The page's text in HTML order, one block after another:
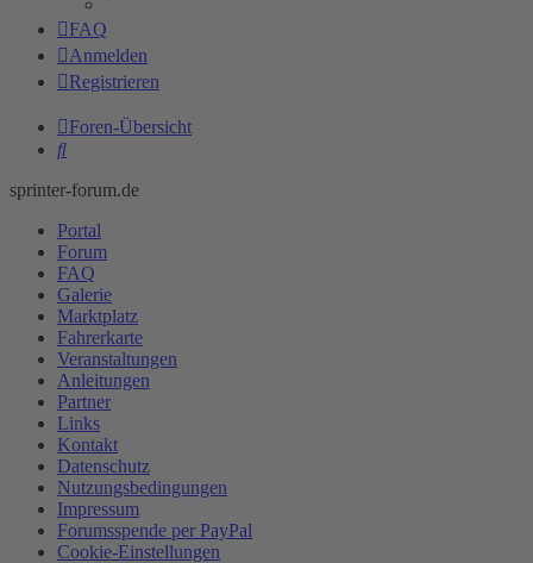
FAQ
Anmelden
Registrieren
Foren-Übersicht
Suche
sprinter-forum.de
Portal
Forum
FAQ
Galerie
Marktplatz
Fahrerkarte
Veranstaltungen
Anleitungen
Partner
Links
Kontakt
Datenschutz
Nutzungsbedingungen
Impressum
Forumsspende per PayPal
Cookie-Einstellungen